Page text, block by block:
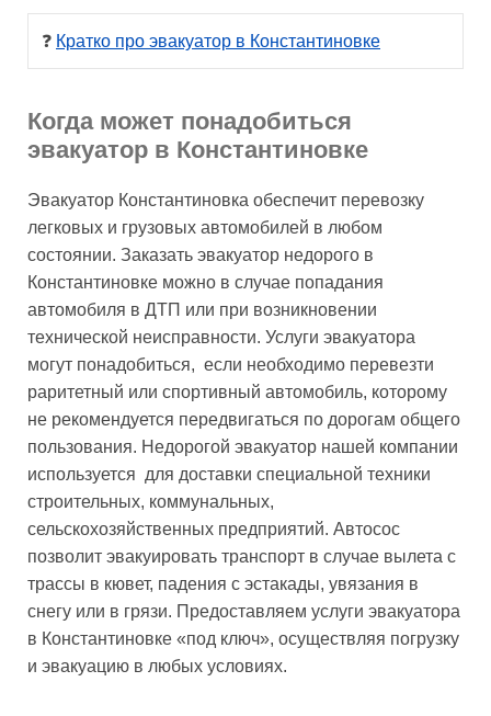
❓ Кратко про эвакуатор в Константиновке
Когда может понадобиться
эвакуатор в Константиновке
Эвакуатор Константиновка обеспечит перевозку
легковых и грузовых автомобилей в любом
состоянии. Заказать эвакуатор недорого в
Константиновке можно в случае попадания
автомобиля в ДТП или при возникновении
технической неисправности. Услуги эвакуатора
могут понадобиться, если необходимо перевезти
раритетный или спортивный автомобиль, которому
не рекомендуется передвигаться по дорогам общего
пользования. Недорогой эвакуатор нашей компании
используется для доставки специальной техники
строительных, коммунальных,
сельскохозяйственных предприятий. Автосос
позволит эвакуировать транспорт в случае вылета с
трассы в кювет, падения с эстакады, увязания в
снегу или в грязи. Предоставляем услуги эвакуатора
в Константиновке «под ключ», осуществляя погрузку
и эвакуацию в любых условиях.